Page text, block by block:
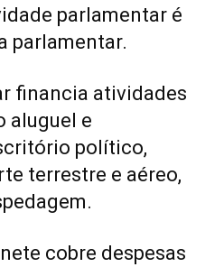
parlamentar é
parlamentar.
financia atividades
aluguel e
político,
terrestre e aéreo,
cobre despesas